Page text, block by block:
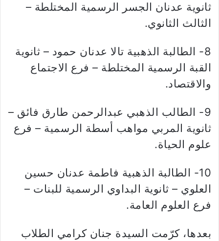
ثانوية عدنان الجسر الرسمية المختلطة –
الثالث الثانوي.
8- الطالبة الذهبية تالا عدنان حمود – ثانوية
القبة الرسمية المختلطة – فرع الاجتماع
والاقتصاد.
9- الطالب الذهبي عبدالرحمن طارق فائق –
ثانوية المربي مواهب أسطة الرسمية – فرع
علوم الحياة.
10- الطالبة الذهبية فاطمة عدنان حسين
العلوي – ثانوية البداوي الرسمية للبنات –
فرع العلوم العامة.
بعدها، كرّمت السيدة جنان كرامي الطلاب